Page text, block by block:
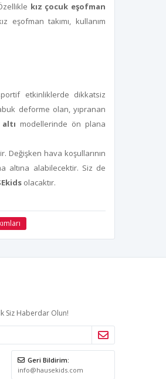
kız çocuk eşofman
eşofman takımı, kullanım
etkinliklerde dikkatsiz
deforme olan, yıpranan
modellerinde ön plana
Değişken hava koşullarının
altına alabilecektir. Siz de
olacaktır.
Siz Haberdar Olun!
Geri Bildirim:
info@hausekids.com